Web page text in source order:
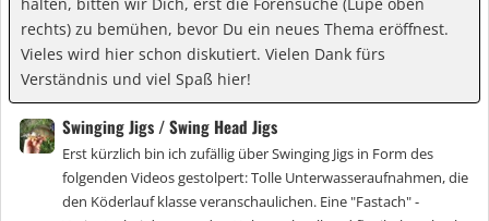
rechts) zu bemühen, bevor Du ein neues Thema eröffnest.
Vieles wird hier schon diskutiert. Vielen Dank fürs
Verständnis und viel Spaß hier!
Swinging Jigs / Swing Head Jigs
Erst kürzlich bin ich zufällig über Swinging Jigs in Form des
folgenden Videos gestolpert: Tolle Unterwasseraufnahmen, die
den Köderlauf klasse veranschaulichen. Eine "Fastach" -